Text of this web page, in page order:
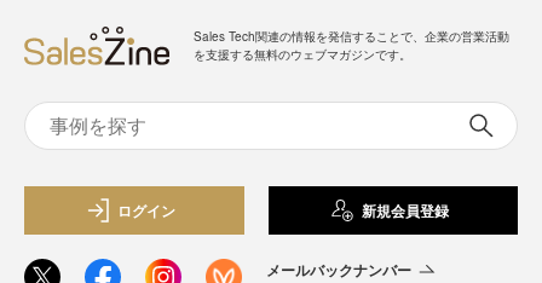
Sales Tech関連の情報を発信することで、企業の営業活動
を支援する無料のウェブマガジンです。
ログイン 新規会員登録
メールバックナンバー